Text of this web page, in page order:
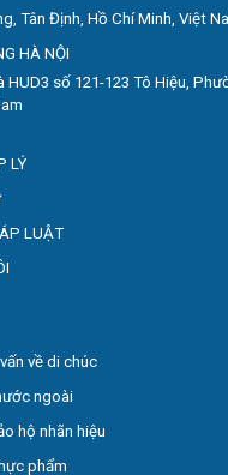
Tân Định, Hồ Chí Minh, Việt
HÀ NỘI
HUD3 số 121-123 Tô Hiệu,
LÝ
LUẬT
về di chúc
ngoài
hộ nhãn hiệu
phẩm